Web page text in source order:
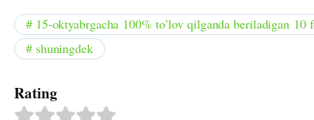
15-oktyabrgacha 100% to’lov qilganda beriladigan 10
shuningdek
Rating